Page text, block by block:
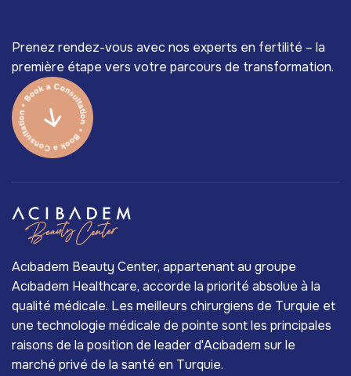
Prenez rendez-vous avec nos experts en fertilité – la
première étape vers votre parcours de transformation.
Acıbadem Beauty Center, appartenant au groupe
Acıbadem Healthcare, accorde la priorité absolue à la
qualité médicale. Les meilleurs chirurgiens de Turquie et
une technologie médicale de pointe sont les principales
raisons de la position de leader d'Acıbadem sur le
marché privé de la santé en Turquie.